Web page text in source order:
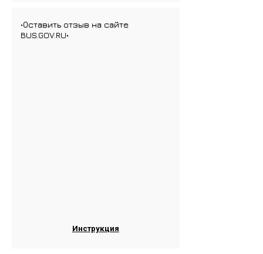
•Оставить отзыв на сайте
BUS.GOV.RU•
Инструкция